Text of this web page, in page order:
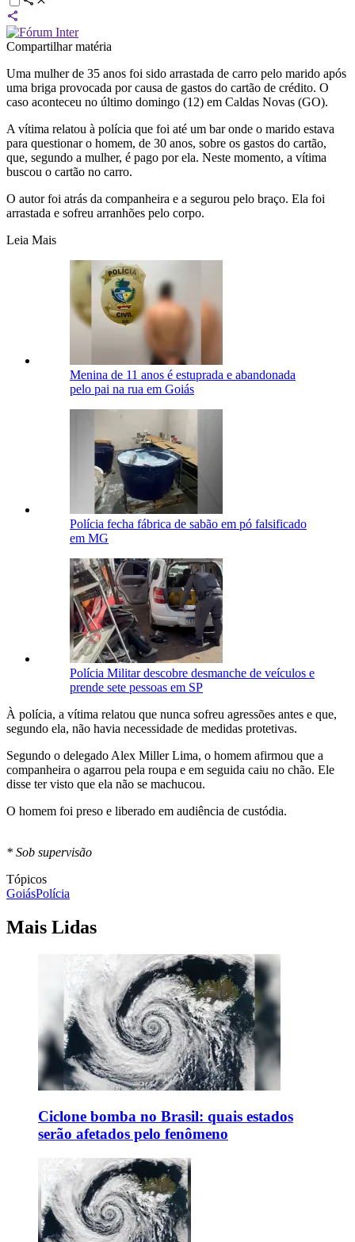
Compartilhar matéria
Uma mulher de 35 anos foi sido arrastada de carro pelo marido após
uma briga provocada por causa de gastos do cartão de crédito. O
caso aconteceu no último domingo (12) em Caldas Novas (GO).
A vítima relatou à polícia que foi até um bar onde o marido estava
para questionar o homem, de 30 anos, sobre os gastos do cartão,
que, segundo a mulher, é pago por ela. Neste momento, a vítima
buscou o cartão no carro.
O autor foi atrás da companheira e a segurou pelo braço. Ela foi
arrastada e sofreu arranhões pelo corpo.
Leia Mais
Menina de 11 anos é estuprada e abandonada
pelo pai na rua em Goiás
Polícia fecha fábrica de sabão em pó falsificado
em MG
Polícia Militar descobre desmanche de veículos e
prende sete pessoas em SP
À polícia, a vítima relatou que nunca sofreu agressões antes e que,
segundo ela, não havia necessidade de medidas protetivas.
Segundo o delegado Alex Miller Lima, o homem afirmou que a
companheira o agarrou pela roupa e em seguida caiu no chão. Ele
disse ter visto que ela não se machucou.
O homem foi preso e liberado em audiência de custódia.
* Sob supervisão
Tópicos
GoiásPolícia
Mais Lidas
Ciclone bomba no Brasil: quais estados
serão afetados pelo fenômeno